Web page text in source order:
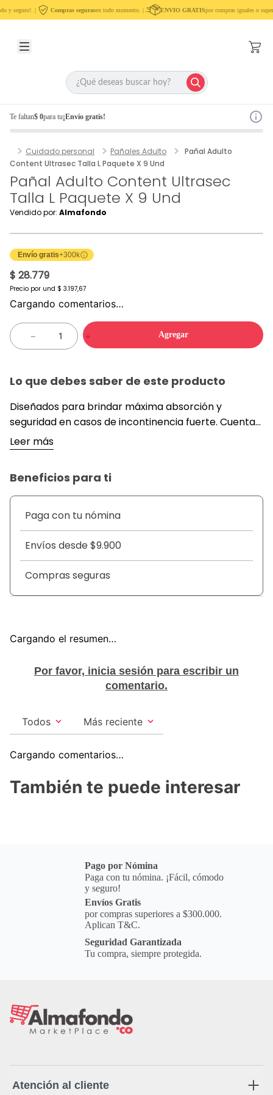
y seguro!. | Compras segurasen todo momento. | ENVIO GRATISpor compras iguales o
Te faltan$ 0para tu¡Envío gratis!
Cuidado personal Pañales Adulto
Pañal Adulto
Content Ultrasec Talla L Paquete X 9 Und
Pañal Adulto Content Ultrasec
Talla L Paquete X 9 Und
Vendido por: Almafondo
Envío gratis+300k
$ 28.779
Precio por und $ 3.197,67
Cargando comentarios…
＋
－ Agregar
Lo que debes saber de este producto
Diseñados para brindar máxima absorción y
seguridad en casos de incontinencia fuerte. Cuentan
con una cubierta tipo tela que permite la
transpiración de la piel y un sistema de control de
en talla L asegura comodidad y protección durante
periodos prolongados.
Leer más
Beneficios para ti
Paga con tu nómina
Envíos desde $9.900
Compras seguras
Cargando el resumen…
Por favor, inicia sesión para escribir un
comentario.
Más reciente
Todos
Cargando comentarios…
También te puede interesar
Pago por Nómina
Paga con tu nómina. ¡Fácil, cómodo
y seguro!
Envíos Gratis
por compras superiores a $300.000.
Aplican T&C.
Seguridad Garantizada
Tu compra, siempre protegida.
Atención al cliente